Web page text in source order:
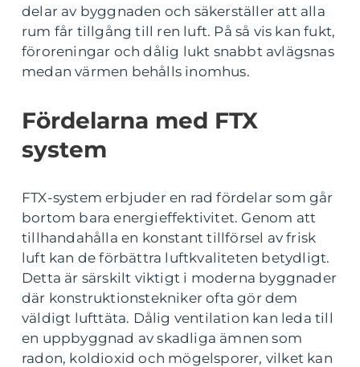
delar av byggnaden och säkerställer att alla
rum får tillgång till ren luft. På så vis kan fukt,
föroreningar och dålig lukt snabbt avlägsnas
medan värmen behålls inomhus.
Fördelarna med FTX
system
FTX-system erbjuder en rad fördelar som går
bortom bara energieffektivitet. Genom att
tillhandahålla en konstant tillförsel av frisk
luft kan de förbättra luftkvaliteten betydligt.
Detta är särskilt viktigt i moderna byggnader
där konstruktionstekniker ofta gör dem
väldigt lufttäta. Dålig ventilation kan leda till
en uppbyggnad av skadliga ämnen som
radon, koldioxid och mögelsporer, vilket kan